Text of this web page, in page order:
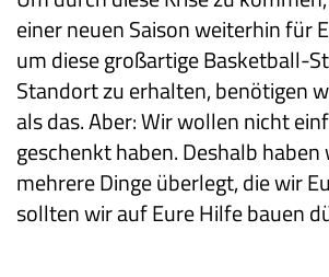
einer neuen Saison weiterhin für
um diese großartige Basketball-
Standort zu erhalten, benötigen
als das. Aber: Wir wollen nicht
geschenkt haben. Deshalb haben
mehrere Dinge überlegt, die wir
sollten wir auf Eure Hilfe bauen